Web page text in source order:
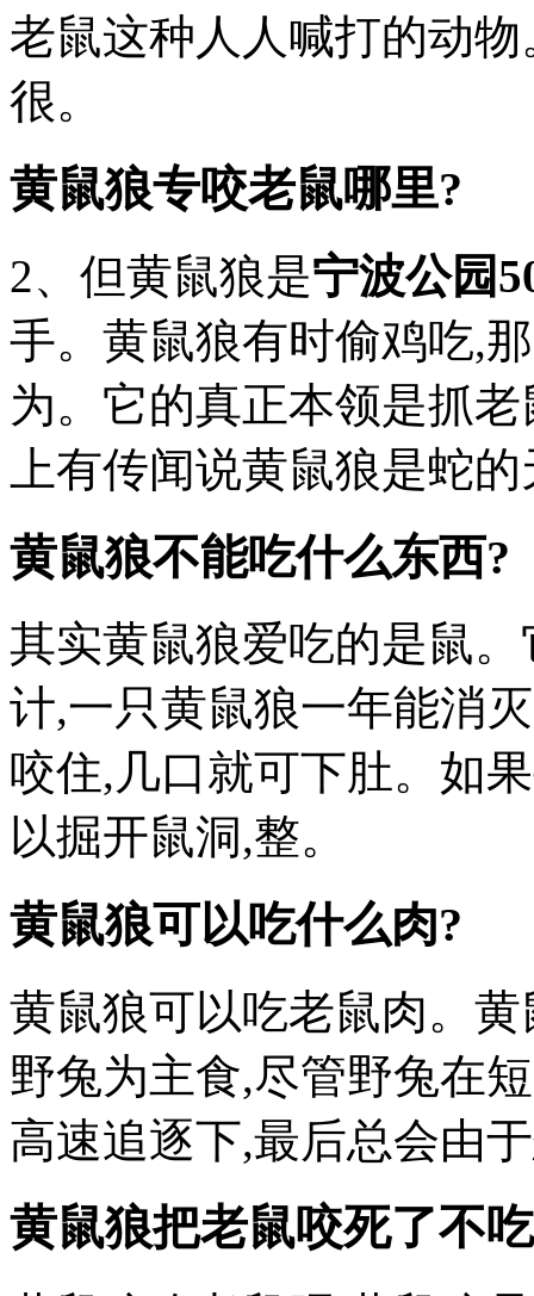
老鼠这种人人喊打的动
很。
黄鼠狼专咬老鼠哪里?
2、但黄鼠狼是宁波公园
手。黄鼠狼有时偷鸡吃,
为。它的真正本领是抓
上有传闻说黄鼠狼是蛇
黄鼠狼不能吃什么东西?
其实黄鼠狼爱吃的是鼠
计,一只黄鼠狼一年能消
咬住,几口就可下肚。如
以掘开鼠洞,整。
黄鼠狼可以吃什么肉?
黄鼠狼可以吃老鼠肉。
野兔为主食,尽管野兔在
高速追逐下,最后总会由
黄鼠狼把老鼠咬死了不